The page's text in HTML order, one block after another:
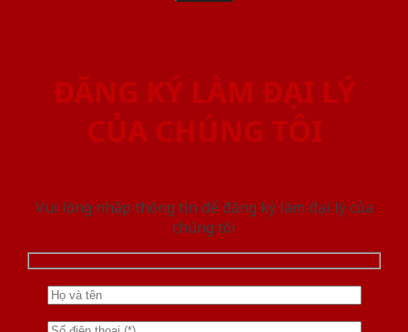
ĐĂNG KÝ LÀM ĐẠI LÝ
CỦA CHÚNG TÔI
Vui lòng nhập thông tin để đăng ký làm đại lý của
chúng tôi